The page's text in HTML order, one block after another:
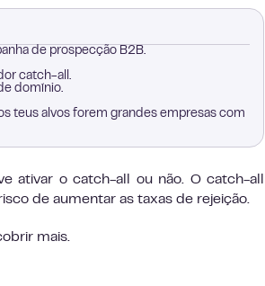
de prospecção B2B.
catch-all.
domínio.
teus alvos forem grandes empresas com
ativar o catch-all ou não. O catch-all
de aumentar as taxas de rejeição.
mais.